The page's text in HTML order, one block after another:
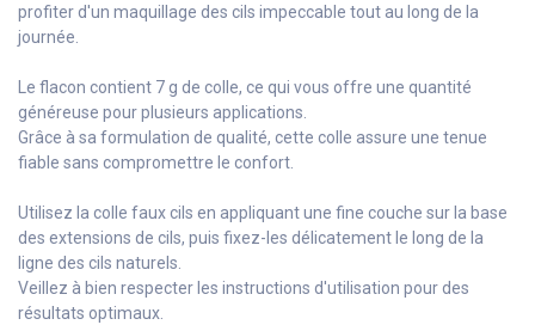
profiter d'un maquillage des cils impeccable tout au long de la
journée.
Le flacon contient 7 g de colle, ce qui vous offre une quantité
généreuse pour plusieurs applications.
Grâce à sa formulation de qualité, cette colle assure une tenue
fiable sans compromettre le confort.
Utilisez la colle faux cils en appliquant une fine couche sur la base
des extensions de cils, puis fixez-les délicatement le long de la
ligne des cils naturels.
Veillez à bien respecter les instructions d'utilisation pour des
résultats optimaux.